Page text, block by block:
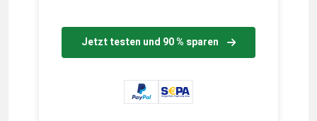
Jetzt testen und 90 % sparen